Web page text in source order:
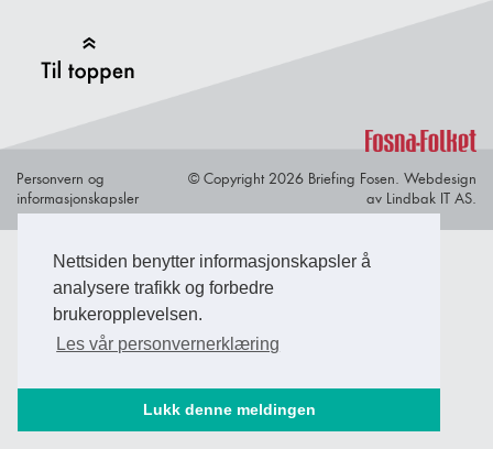
Nettsiden benytter informasjonskapsler å
analysere trafikk og forbedre
brukeropplevelsen.
Les vår personvernerklæring
Lukk denne meldingen
Personvern og
informasjonskapsler
© Copyright 2026 Briefing Fosen. Webdesign
av Lindbak IT AS.